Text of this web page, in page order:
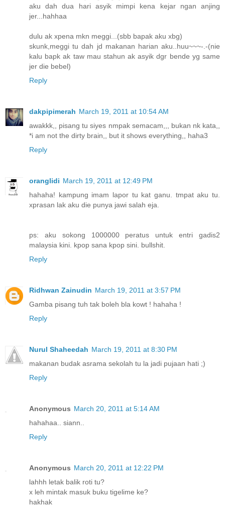
aku dah dua hari asyik mimpi kena kejar ngan anjing
jer...hahhaa
dulu ak xpena mkn meggi...(sbb bapak aku xbg)
skunk,meggi tu dah jd makanan harian aku..huu~~~-.-(nie
kalu bapk ak taw mau stahun ak asyik dgr bende yg same
jer die bebel)
Reply
dakpipimerah March 19, 2011 at 10:54 AM
awakkk,, pisang tu siyes nmpak semacam,,, bukan nk kata,,
*i am not the dirty brain,, but it shows everything,, haha3
Reply
oranglidi March 19, 2011 at 12:49 PM
hahaha! kampung imam lapor tu kat ganu. tmpat aku tu.
xprasan lak aku die punya jawi salah eja.
ps: aku sokong 1000000 peratus untuk entri gadis2
malaysia kini. kpop sana kpop sini. bullshit.
Reply
Ridhwan Zainudin March 19, 2011 at 3:57 PM
Gamba pisang tuh tak boleh bla kowt ! hahaha !
Reply
Nurul Shaheedah March 19, 2011 at 8:30 PM
makanan budak asrama sekolah tu la jadi pujaan hati ;)
Reply
Anonymous March 20, 2011 at 5:14 AM
hahahaa.. siann..
Reply
Anonymous March 20, 2011 at 12:22 PM
lahhh letak balik roti tu?
x leh mintak masuk buku tigelime ke?
hakhak